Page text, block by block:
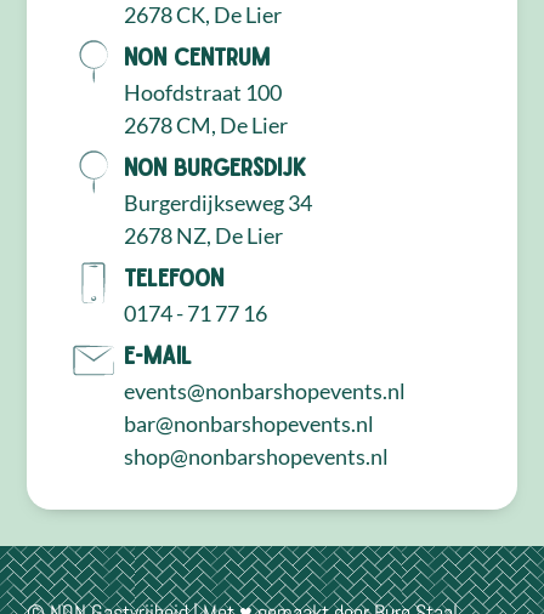
2678 CK, De Lier
NON Centrum
Hoofdstraat 100
2678 CM, De Lier
NON Burgersdijk
Burgerdijkseweg 34
2678 NZ, De Lier
Telefoon
0174 - 71 77 16
E-mail
events@nonbarshopevents.nl
bar@nonbarshopevents.nl
shop@nonbarshopevents.nl